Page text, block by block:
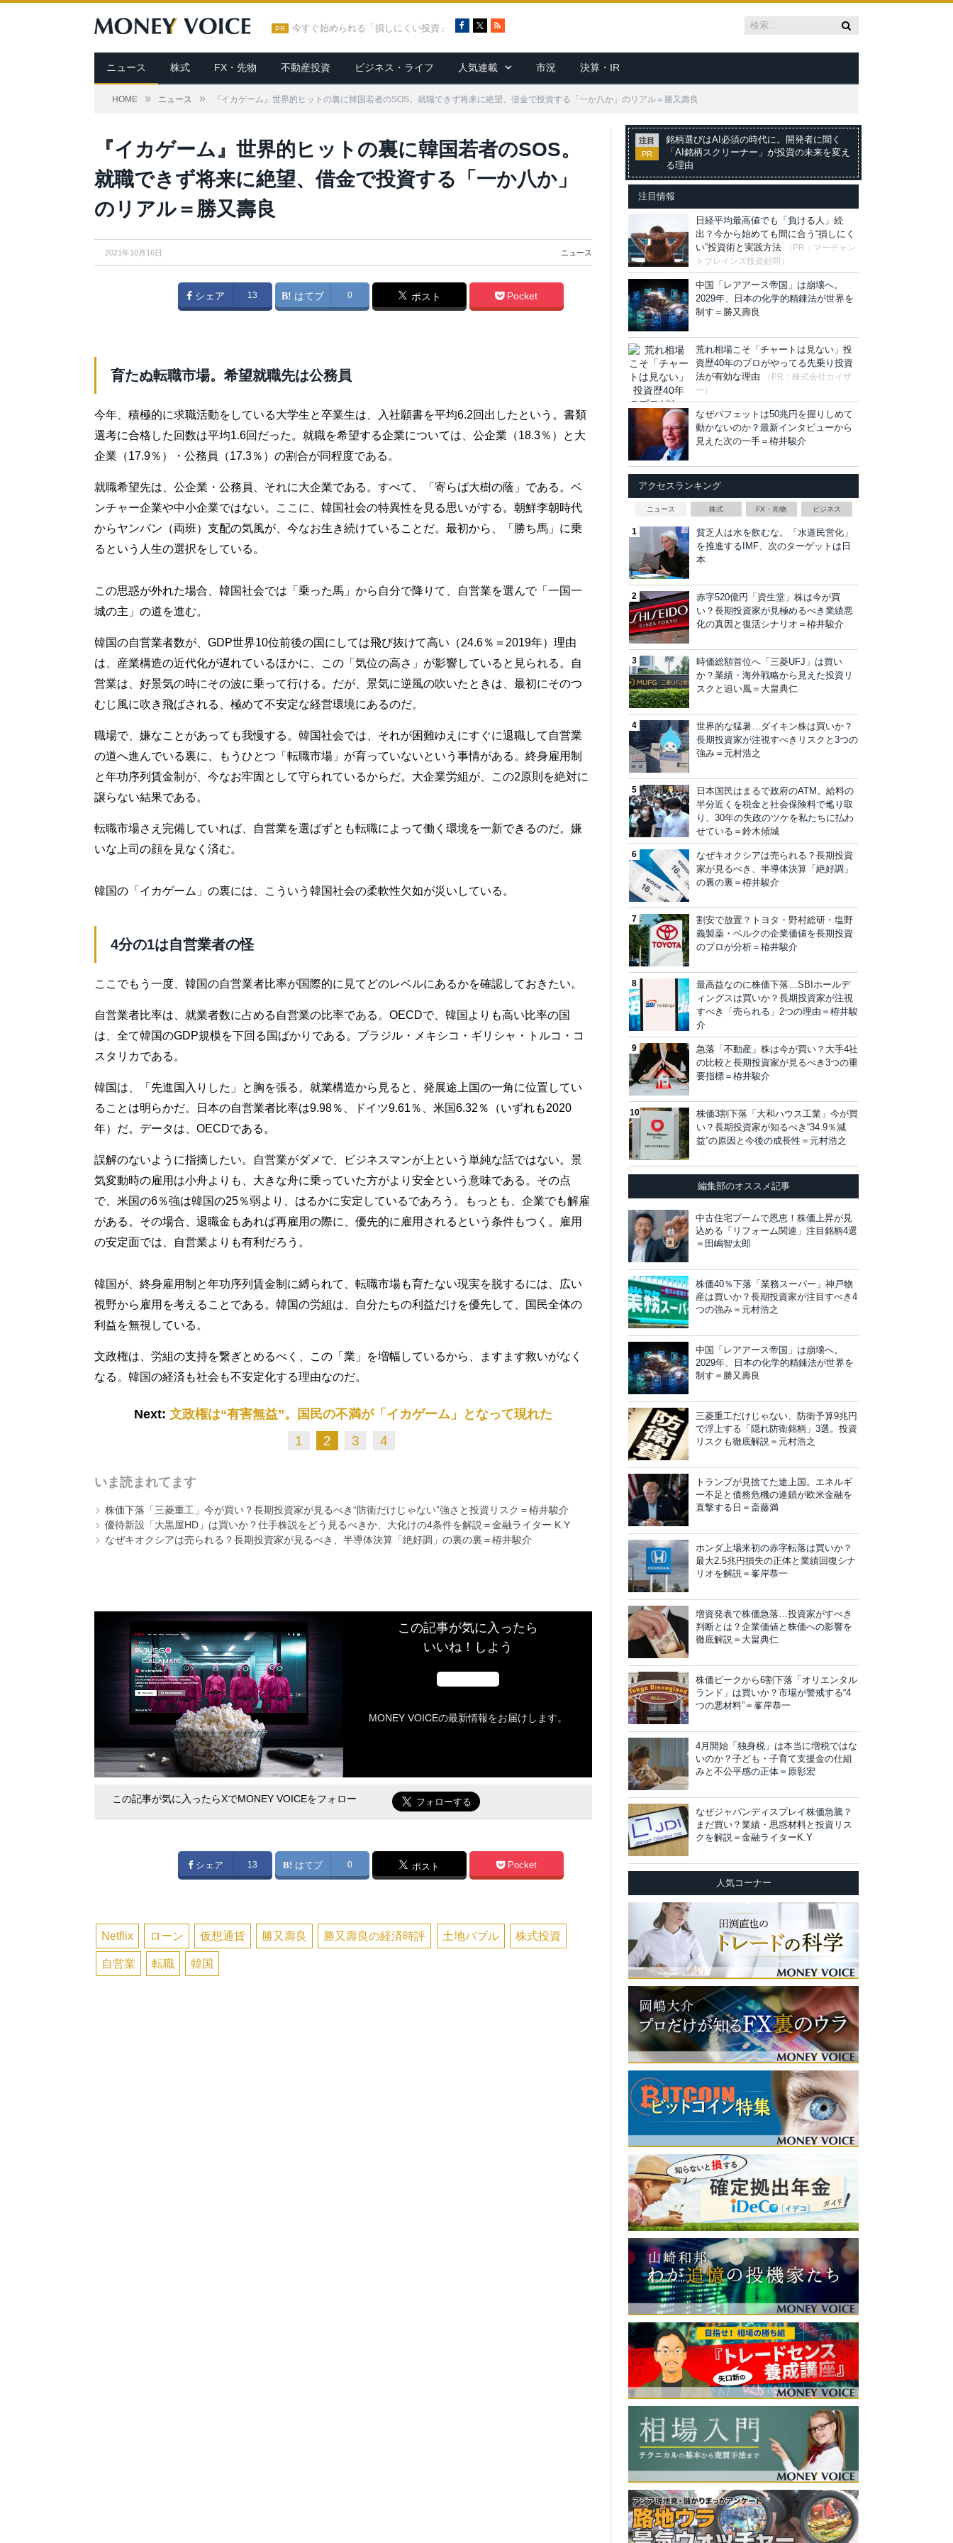
PR 今すぐ始められる「損しにくい投資」
c
e
b
o
R
S
ニュース 株式 FX・先物 不動産投資 ビジネス・ライフ 人気連載 市況 決算・IR
HOME » ニュース » 『イカゲーム』世界的ヒットの裏に韓国若者のSOS。就職できず将来に絶望、借金で投資する「一か八か」のリアル＝勝又壽良
『イカゲーム』世界的ヒットの裏に韓国若者のSOS。
就職できず将来に絶望、借金で投資する「一か八か」
のリアル＝勝又壽良
2021年10月16日 ニュース
シェア 13 はてブ 0 ポスト Pocket
育たぬ転職市場。希望就職先は公務員
今年、積極的に求職活動をしている大学生と卒業生は、入社願書を平均6.2回出したという。書類
選考に合格した回数は平均1.6回だった。就職を希望する企業については、公企業（18.3％）と大
企業（17.9％）・公務員（17.3％）の割合が同程度である。
就職希望先は、公企業・公務員、それに大企業である。すべて、「寄らば大樹の蔭」である。ベ
ンチャー企業や中小企業ではない。ここに、韓国社会の特異性を見る思いがする。朝鮮李朝時代
からヤンバン（両班）支配の気風が、今なお生き続けていることだ。最初から、「勝ち馬」に乗
るという人生の選択をしている。
この思惑が外れた場合、韓国社会では「乗った馬」から自分で降りて、自営業を選んで「一国一
城の主」の道を進む。
韓国の自営業者数が、GDP世界10位前後の国にしては飛び抜けて高い（24.6％＝2019年）理由
は、産業構造の近代化が遅れているほかに、この「気位の高さ」が影響していると見られる。自
営業は、好景気の時にその波に乗って行ける。だが、景気に逆風の吹いたときは、最初にそのつ
むじ風に吹き飛ばされる、極めて不安定な経営環境にあるのだ。
職場で、嫌なことがあっても我慢する。韓国社会では、それが困難ゆえにすぐに退職して自営業
の道へ進んでいる裏に、もうひとつ「転職市場」が育っていないという事情がある。終身雇用制
と年功序列賃金制が、今なお牢固として守られているからだ。大企業労組が、この2原則を絶対に
譲らない結果である。
転職市場さえ完備していれば、自営業を選ばずとも転職によって働く環境を一新できるのだ。嫌
いな上司の顔を見なく済む。
韓国の「イカゲーム」の裏には、こういう韓国社会の柔軟性欠如が災いしている。
4分の1は自営業者の怪
ここでもう一度、韓国の自営業者比率が国際的に見てどのレベルにあるかを確認しておきたい。
自営業者比率は、就業者数に占める自営業の比率である。OECDで、韓国よりも高い比率の国
は、全て韓国のGDP規模を下回る国ばかりである。ブラジル・メキシコ・ギリシャ・トルコ・コ
スタリカである。
韓国は、「先進国入りした」と胸を張る。就業構造から見ると、発展途上国の一角に位置してい
ることは明らかだ。日本の自営業者比率は9.98％、ドイツ9.61％、米国6.32％（いずれも2020
年）だ。データは、OECDである。
誤解のないように指摘したい。自営業がダメで、ビジネスマンが上という単純な話ではない。景
気変動時の雇用は小舟よりも、大きな舟に乗っていた方がより安全という意味である。その点
で、米国の6％強は韓国の25％弱より、はるかに安定しているであろう。もっとも、企業でも解雇
がある。その場合、退職金もあれば再雇用の際に、優先的に雇用されるという条件もつく。雇用
の安定面では、自営業よりも有利だろう。
韓国が、終身雇用制と年功序列賃金制に縛られて、転職市場も育たない現実を脱するには、広い
視野から雇用を考えることである。韓国の労組は、自分たちの利益だけを優先して、国民全体の
利益を無視している。
文政権は、労組の支持を繋ぎとめるべく、この「業」を増幅しているから、ますます救いがなく
なる。韓国の経済も社会も不安定化する理由なのだ。
Next: 文政権は“有害無益”。国民の不満が「イカゲーム」となって現れた
1 2 3 4
いま読まれてます
株価下落「三菱重工」今が買い？長期投資家が見るべき“防衛だけじゃない”強さと投資リスク＝栫井駿介
優待新設「大黒屋HD」は買いか？仕手株説をどう見るべきか、大化けの4条件を解説＝金融ライター K.Y
なぜキオクシアは売られる？長期投資家が見るべき、半導体決算「絶好調」の裏の裏＝栫井駿介
この記事が気に入ったら
いいね！しよう
MONEY VOICEの最新情報をお届けします。
この記事が気に入ったらXでMONEY VOICEをフォロー
シェア 13 はてブ 0 ポスト Pocket
Netflix ローン 仮想通貨 勝又壽良 勝又壽良の経済時評 土地バブル 株式投資
自営業 転職 韓国
注目
PR
銘柄選びはAI必須の時代に。開発者に聞く
「AI銘柄スクリーナー」が投資の未来を変え
る理由
注目情報
日経平均最高値でも「負ける人」続
出？今から始めても間に合う“損しにく
い”投資術と実践方法
（PR：マーチャン
トブレインズ投資顧問）
中国「レアアース帝国」は崩壊へ。
2029年、日本の化学的精錬法が世界を
制す＝勝又壽良
荒れ相場こそ「チャートは見ない」投
資歴40年のプロがやってる先乗り投資
法が有効な理由
（PR：株式会社カイザ
ー）
なぜバフェットは50兆円を握りしめて
動かないのか？最新インタビューから
見えた次の一手＝栫井駿介
アクセスランキング
ニュース 株式 FX・先物 ビジネス
貧乏人は水を飲むな。「水道民営化」
を推進するIMF、次のターゲットは日
本
赤字520億円「資生堂」株は今が買
い？長期投資家が見極めるべき業績悪
化の真因と復活シナリオ＝栫井駿介
時価総額首位へ「三菱UFJ」は買い
か？業績・海外戦略から見えた投資リ
スクと追い風＝大畠典仁
世界的な猛暑…ダイキン株は買いか？
長期投資家が注視すべきリスクと3つの
強み＝元村浩之
日本国民はまるで政府のATM。給料の
半分近くを税金と社会保険料で毟り取
り、30年の失政のツケを私たちに払わ
せている＝鈴木傾城
なぜキオクシアは売られる？長期投資
家が見るべき、半導体決算「絶好調」
の裏の裏＝栫井駿介
割安で放置？トヨタ・野村総研・塩野
義製薬・ベルクの企業価値を長期投資
のプロが分析＝栫井駿介
最高益なのに株価下落…SBIホールデ
ィングスは買いか？長期投資家が注視
すべき「売られる」2つの理由＝栫井駿
介
急落「不動産」株は今が買い？大手4社
の比較と長期投資家が見るべき3つの重
要指標＝栫井駿介
株価3割下落「大和ハウス工業」今が買
い？長期投資家が知るべき“34.9％減
益”の原因と今後の成長性＝元村浩之
編集部のオススメ記事
中古住宅ブームで恩恵！株価上昇が見
込める「リフォーム関連」注目銘柄4選
＝田嶋智太郎
株価40％下落「業務スーパー」神戸物
産は買いか？長期投資家が注目すべき4
つの強み＝元村浩之
中国「レアアース帝国」は崩壊へ。
2029年、日本の化学的精錬法が世界を
制す＝勝又壽良
三菱重工だけじゃない、防衛予算9兆円
で浮上する「隠れ防衛銘柄」3選。投資
リスクも徹底解説＝元村浩之
トランプが見捨てた途上国。エネルギ
ー不足と債務危機の連鎖が欧米金融を
直撃する日＝斎藤満
ホンダ上場来初の赤字転落は買いか？
最大2.5兆円損失の正体と業績回復シナ
リオを解説＝峯岸恭一
増資発表で株価急落…投資家がすべき
判断とは？企業価値と株価への影響を
徹底解説＝大畠典仁
株価ピークから6割下落「オリエンタル
ランド」は買いか？市場が警戒する“4
つの悪材料”＝峯岸恭一
4月開始「独身税」は本当に増税ではな
いのか？子ども・子育て支援金の仕組
みと不公平感の正体＝原彰宏
なぜジャパンディスプレイ株価急騰？
まだ買い？業績・思惑材料と投資リス
クを解説＝金融ライターK.Y
人気コーナー